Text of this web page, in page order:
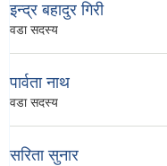
इन्द्र बहादुर गिरी
वडा सदस्य
पार्वता नाथ
वडा सदस्य
सरिता सुनार